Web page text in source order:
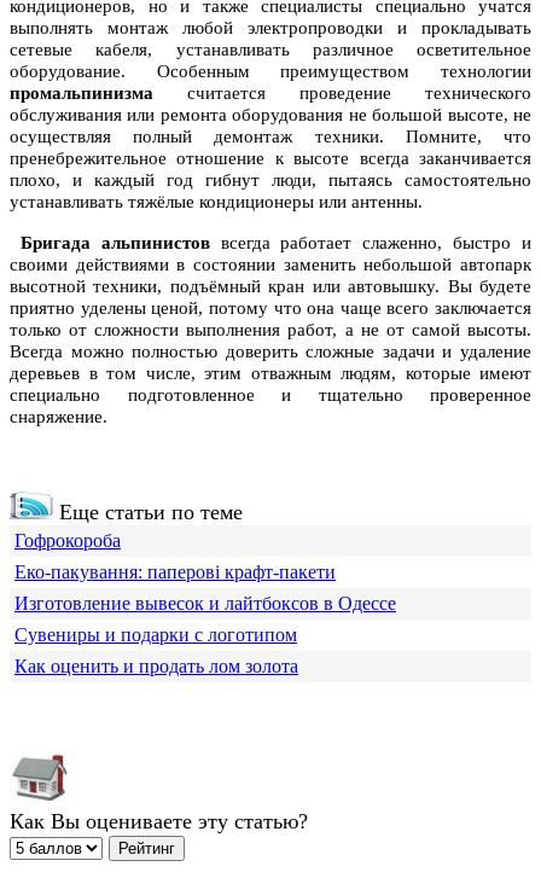
кондиционеров, но и также специалисты специально учатся
выполнять монтаж любой электропроводки и прокладывать
сетевые кабеля, устанавливать различное осветительное
оборудование. Особенным преимуществом технологии
промальпинизма считается проведение технического
обслуживания или ремонта оборудования не большой высоте, не
осуществляя полный демонтаж техники. Помните, что
пренебрежительное отношение к высоте всегда заканчивается
плохо, и каждый год гибнут люди, пытаясь самостоятельно
устанавливать тяжёлые кондиционеры или антенны.
Бригада альпинистоввсегда работает слаженно, быстро и
своими действиями в состоянии заменить небольшой автопарк
высотной техники, подъёмный кран или автовышку. Вы будете
приятно уделены ценой, потому что она чаще всего заключается
только от сложности выполнения работ, а не от самой высоты.
Всегда можно полностью доверить сложные задачи и удаление
деревьев в том числе, этим отважным людям, которые имеют
специально подготовленное и тщательно проверенное
снаряжение.
Еще статьи по теме
Гофрокороба
Еко-пакування: паперові крафт-пакети
Изготовление вывесок и лайтбоксов в Одессе
Сувениры и подарки с логотипом
Как оценить и продать лом золота
Как Вы оцениваете эту статью?